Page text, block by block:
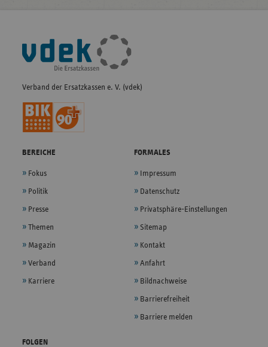
Fußleisten-
Navigation
Verband der Ersatzkassen e. V. (vdek)
BEREICHE
Fokus
Politik
Presse
Themen
Magazin
Verband
Karriere
FORMALES
Impressum
Datenschutz
Privatsphäre-Einstellungen
Sitemap
Kontakt
Anfahrt
Bildnachweise
Barrierefreiheit
Barriere melden
FOLGEN